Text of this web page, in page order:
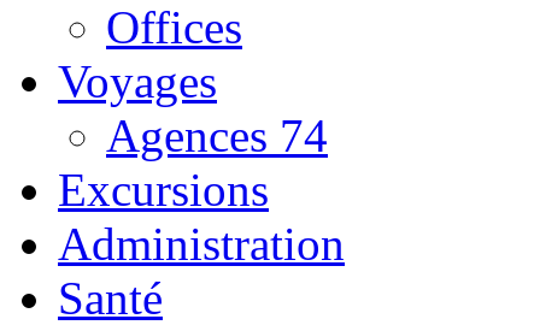
Offices
Voyages
Agences 74
Excursions
Administration
Santé